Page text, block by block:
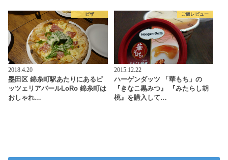
ピザ
2018.4.20
墨田区 錦糸町駅あたりにあるピ
ッツェリアバールLoRo 錦糸町は
おしゃれ…
ご飯レビュー
2015.12.22
ハーゲンダッツ 「華もち」の
『きなこ黒みつ』 『みたらし胡
桃』を購入して…